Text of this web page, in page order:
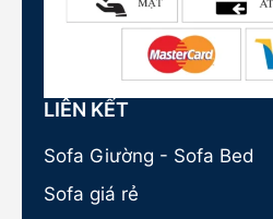
LIÊN KẾT
Sofa Giường - Sofa Bed
Sofa giá rẻ